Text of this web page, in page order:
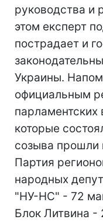
руководства и
этом експерт
пострадает и
Украины.
официальным
парламентских
которые
созыва прошли
Партия
народных
"НУ-НС" - 72
Блок Литвина -